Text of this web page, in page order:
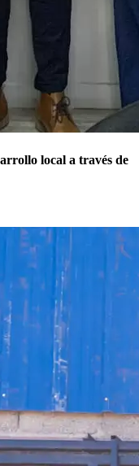
local a través de